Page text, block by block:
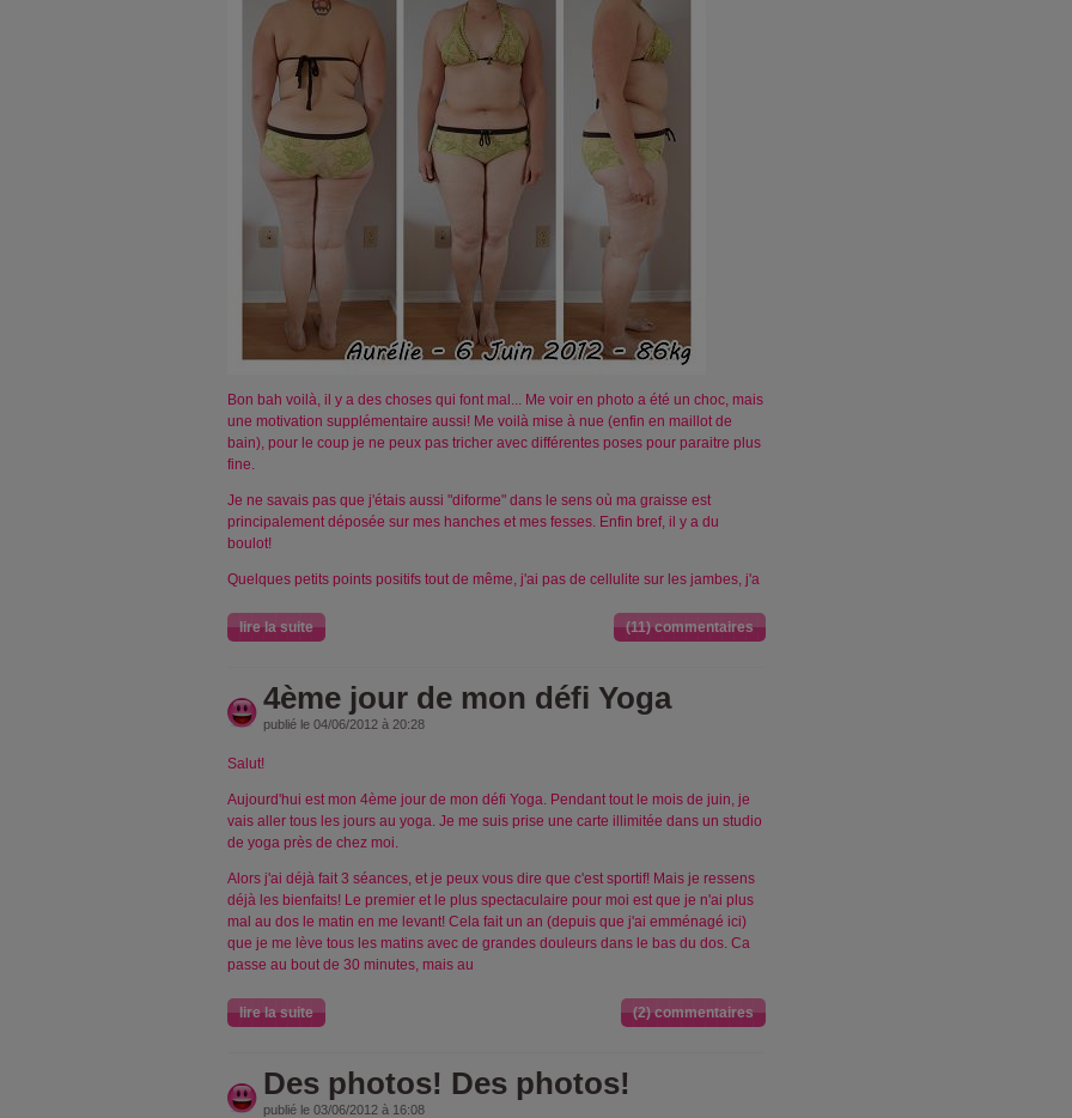
Bon bah voilà, il y a des choses qui font mal... Me voir en photo a été un choc, mais
une motivation supplémentaire aussi! Me voilà mise à nue (enfin en maillot de
bain), pour le coup je ne peux pas tricher avec différentes poses pour paraitre plus
fine.
Je ne savais pas que j'étais aussi "diforme" dans le sens où ma graisse est
principalement déposée sur mes hanches et mes fesses. Enfin bref, il y a du
boulot!
Quelques petits points positifs tout de même, j'ai pas de cellulite sur les jambes, j'a
lire la suite (11) commentaires
4ème jour de mon défi Yoga
publié le 04/06/2012 à 20:28
Salut!
Aujourd'hui est mon 4ème jour de mon défi Yoga. Pendant tout le mois de juin, je
vais aller tous les jours au yoga. Je me suis prise une carte illimitée dans un studio
de yoga près de chez moi.
Alors j'ai déjà fait 3 séances, et je peux vous dire que c'est sportif! Mais je ressens
déjà les bienfaits! Le premier et le plus spectaculaire pour moi est que je n'ai plus
mal au dos le matin en me levant! Cela fait un an (depuis que j'ai emménagé ici)
que je me lève tous les matins avec de grandes douleurs dans le bas du dos. Ca
passe au bout de 30 minutes, mais au
lire la suite (2) commentaires
Des photos! Des photos!
publié le 03/06/2012 à 16:08